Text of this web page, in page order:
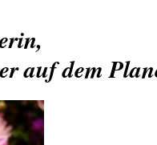
auf dem